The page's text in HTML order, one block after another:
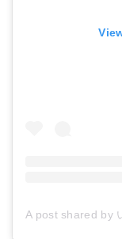
A post shared by